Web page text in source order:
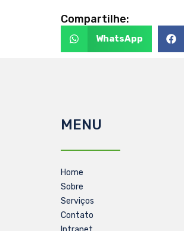
Compartilhe:
WhatsApp
MENU
Home
Sobre
Serviços
Contato